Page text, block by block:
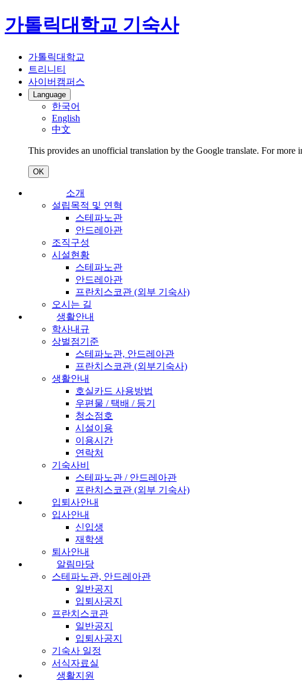
가톨릭대학교 기숙사
가톨릭대학교
트리니티
사이버캠퍼스
Language
한국어
English
中文
This provides an unofficial translation by the Google translate. For more
OK
소개
설립목적 및 연혁
스테파노관
안드레아관
조직구성
시설현황
스테파노관
안드레아관
프란치스코관 (외부 기숙사)
오시는 길
생활안내
학사내규
상벌점기준
스테파노관, 안드레아관
프란치스코관 (외부기숙사)
생활안내
호실카드 사용방법
우편물 / 택배 / 등기
청소점호
시설이용
이용시간
연락처
기숙사비
스테파노관 / 안드레아관
프란치스코관 (외부 기숙사)
입퇴사안내
입사안내
신입생
재학생
퇴사안내
알림마당
스테파노관, 안드레아관
일반공지
입퇴사공지
프란치스코관
일반공지
입퇴사공지
기숙사 일정
서식자료실
생활지원